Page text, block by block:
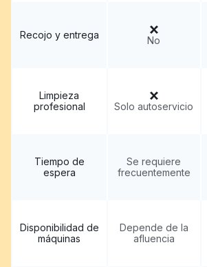
Recojo y entrega No
Limpieza
profesional
Solo autoservicio
Tiempo de
espera
Se requiere
frecuentemente
Disponibilidad de
máquinas
Depende de la
afluencia